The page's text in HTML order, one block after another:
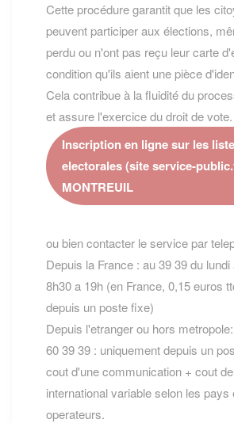
Cette procédure garantit que les
peuvent participer aux élections,
perdu ou n'ont pas reçu leur carte
condition qu'ils aient une pièce
Cela contribue à la fluidité du
et assure l'exercice du droit de vote.
Inscription en ligne sur les
electorales (site service-
MONTREUIL
ou bien contacter le service par
Depuis la France : au 39 39 du
8h30 a 19h (en France, 0,15 euros
depuis un poste fixe)
Depuis l'etranger ou hors
60 39 39 : uniquement depuis un
cout d'une communication + cout
international variable selon les pays
operateurs.